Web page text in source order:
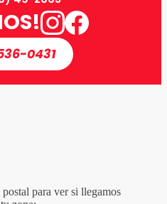
0431
para ver si llegamos